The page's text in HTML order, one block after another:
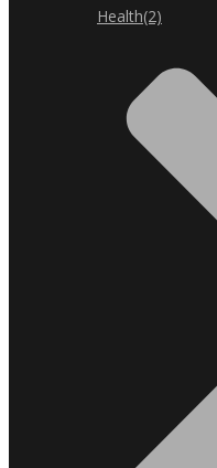
Health(2)